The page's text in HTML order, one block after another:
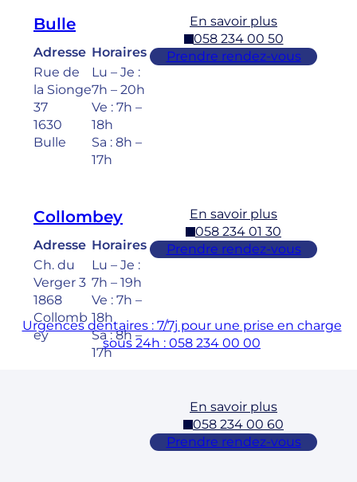
Bulle
Adresse
Rue de
la Sionge
37
1630
Bulle
Horaires
Lu – Je :
7h – 20h
Ve : 7h –
18h
Sa : 8h –
17h
En savoir plus
058 234 00 50
Prendre rendez-vous
Collombey
Adresse
Ch. du
Verger 3
1868
Collomb
ey
Horaires
Lu – Je :
7h – 19h
Ve : 7h –
18h
Sa : 8h –
17h
En savoir plus
058 234 01 30
Prendre rendez-vous
En savoir plus
058 234 00 60
Prendre rendez-vous
Urgences dentaires : 7/7j pour une prise en charge
sous 24h : 058 234 00 00